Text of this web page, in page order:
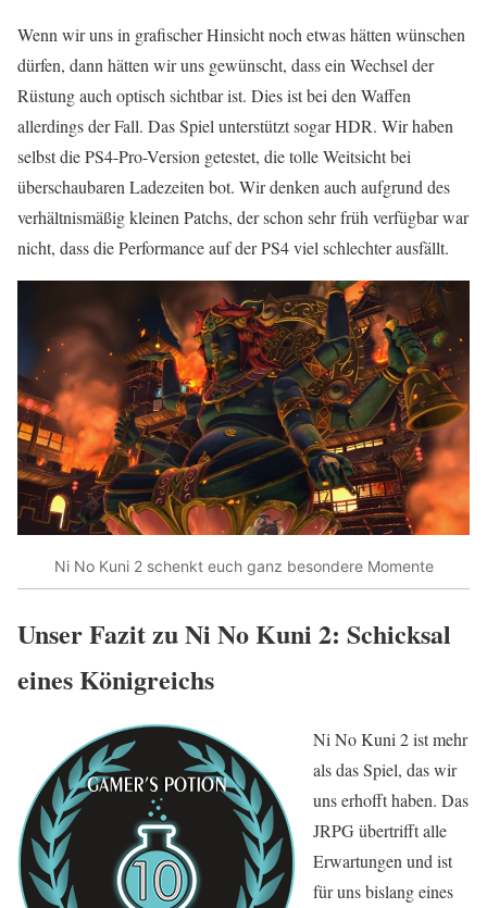
Wenn wir uns in grafischer Hinsicht noch etwas hätten wünschen
dürfen, dann hätten wir uns gewünscht, dass ein Wechsel der
Rüstung auch optisch sichtbar ist. Dies ist bei den Waffen
allerdings der Fall. Das Spiel unterstützt sogar HDR. Wir haben
selbst die PS4-Pro-Version getestet, die tolle Weitsicht bei
überschaubaren Ladezeiten bot. Wir denken auch aufgrund des
verhältnismäßig kleinen Patchs, der schon sehr früh verfügbar war
nicht, dass die Performance auf der PS4 viel schlechter ausfällt.
Ni No Kuni 2 schenkt euch ganz besondere Momente
Unser Fazit zu Ni No Kuni 2: Schicksal
eines Königreichs
Ni No Kuni 2 ist mehr
als das Spiel, das wir
uns erhofft haben. Das
JRPG übertrifft alle
Erwartungen und ist
für uns bislang eines